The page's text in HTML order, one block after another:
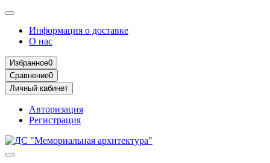
Информация о доставке
О нас
Избранное0
Сравнение0
Личный кабинет
Авторизация
Регистрация